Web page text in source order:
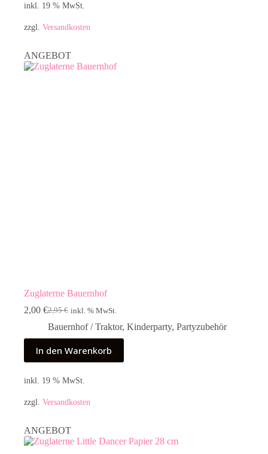
inkl. 19 % MwSt.
zzgl. Versandkosten
ANGEBOT
Zuglaterne Bauernhof
2,95€
Ursprünglicher
Preis
war:
2,95 €
2,00 €Aktueller
Preis
ist:
2,00 €.
inkl. % MwSt.
Bauernhof / Traktor, Kinderparty, Partyzubehör
In den Warenkorb
inkl. 19 % MwSt.
zzgl. Versandkosten
ANGEBOT